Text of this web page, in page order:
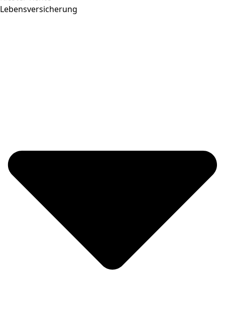
Lebensversicherung